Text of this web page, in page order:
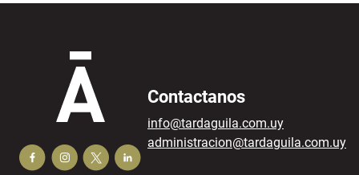
Contactanos
info@tardaguila.com.uy
administracion@tardaguila.com.uy